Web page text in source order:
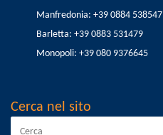
Manfredonia: +39 0884 538547
Barletta: +39 0883 531479
Monopoli: +39 080 9376645
Cerca nel sito